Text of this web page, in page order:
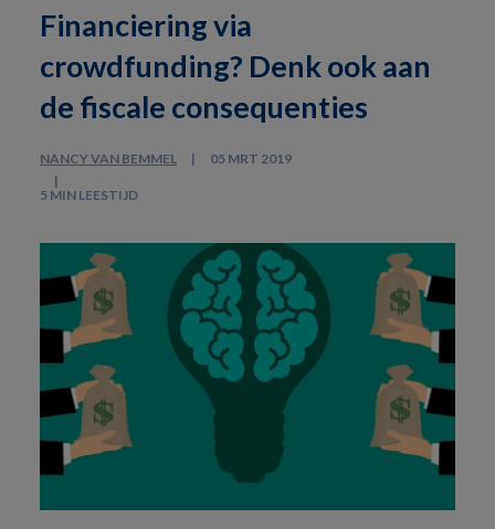
Financiering via
crowdfunding? Denk ook aan
de fiscale consequenties
NANCY VAN BEMMEL 05 MRT 2019
5 MIN LEESTIJD